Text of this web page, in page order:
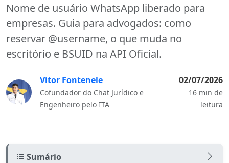
Nome de usuário WhatsApp liberado para
empresas. Guia para advogados: como
reservar @username, o que muda no
escritório e BSUID na API Oficial.
Vitor Fontenele
Cofundador do Chat Jurídico e
Engenheiro pelo ITA
02/07/2026
16 min de
leitura
Sumário